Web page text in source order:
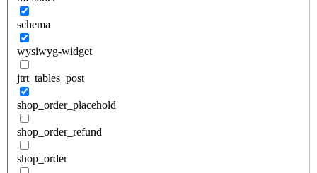
schema
wysiwyg-widget
jtrt_tables_post
shop_order_placehold
shop_order_refund
shop_order